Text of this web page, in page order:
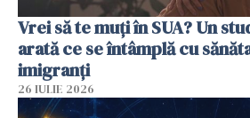
Vrei să te muți în SUA? Un
arată ce se întâmplă cu
imigranți
26 IULIE 2026